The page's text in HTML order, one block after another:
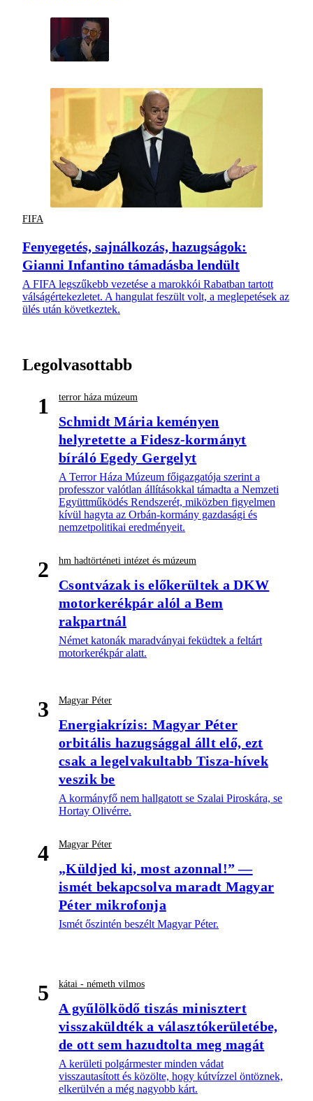
FIFA
Fenyegetés, sajnálkozás, hazugságok:
Gianni Infantino támadásba lendült
A FIFA legszűkebb vezetése a marokkói Rabatban tartott
válságértekezletet. A hangulat feszült volt, a meglepetések az
ülés után következtek.
Legolvasottabb
1 terror háza múzeum
Schmidt Mária keményen
helyretette a Fidesz-kormányt
bíráló Egedy Gergelyt
A Terror Háza Múzeum főigazgatója szerint a
professzor valótlan állításokkal támadta a Nemzeti
Együttműködés Rendszerét, miközben figyelmen
kívül hagyta az Orbán-kormány gazdasági és
nemzetpolitikai eredményeit.
2 hm hadtörténeti intézet és múzeum
Csontvázak is előkerültek a DKW
motorkerékpár alól a Bem
rakpartnál
Német katonák maradványai feküdtek a feltárt
motorkerékpár alatt.
3 Magyar Péter
Energiakrízis: Magyar Péter
orbitális hazugsággal állt elő, ezt
csak a legelvakultabb Tisza-hívek
veszik be
A kormányfő nem hallgatott se Szalai Piroskára, se
Hortay Olivérre.
4 Magyar Péter
„Küldjed ki, most azonnal!” —
ismét bekapcsolva maradt Magyar
Péter mikrofonja
Ismét őszintén beszélt Magyar Péter.
5 kátai - németh vilmos
A gyűlölködő tiszás minisztert
visszaküldték a választókerületébe,
de ott sem hazudtolta meg magát
A kerületi polgármester minden vádat
visszautasított és közölte, hogy kútvízzel öntöznek,
elkerülvén a még nagyobb kárt.